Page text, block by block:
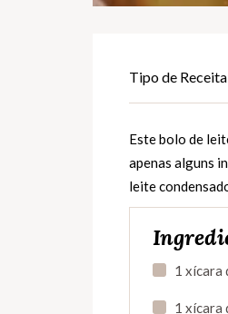
Tipo de
Este bolo de
apenas alguns
leite
1 xícara
1 xícara